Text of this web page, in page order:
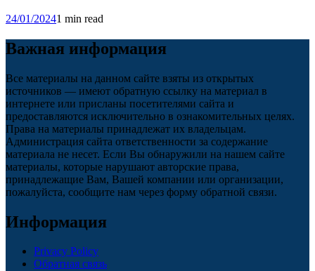
24/01/20241 min read
Важная информация
Все материалы на данном сайте взяты из открытых
источников — имеют обратную ссылку на материал в
интернете или присланы посетителями сайта и
предоставляются исключительно в ознакомительных целях.
Права на материалы принадлежат их владельцам.
Администрация сайта ответственности за содержание
материала не несет. Если Вы обнаружили на нашем сайте
материалы, которые нарушают авторские права,
принадлежащие Вам, Вашей компании или организации,
пожалуйста, сообщите нам через форму обратной связи.
Информация
Privacy Policy
Обратная связь